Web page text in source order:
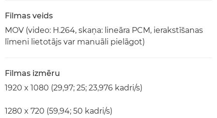
Filmas veids
MOV (video: H.264, skaņa: lineāra PCM, ierakstīšanas
līmeni lietotājs var manuāli pielāgot)
Filmas izmēru
1920 x 1080 (29,97; 25; 23,976 kadri/s)
1280 x 720 (59,94; 50 kadri/s)